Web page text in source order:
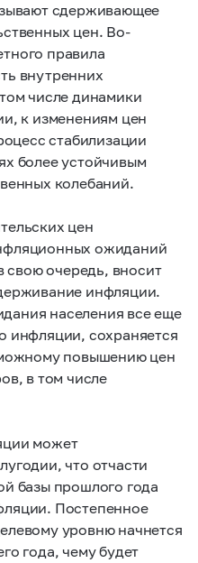
сдерживающее
цен. Во-
правила
внутренних
числе динамики
к изменениям цен
стабилизации
более устойчивым
колебаний.
цен
ожиданий
свою очередь, вносит
инфляции.
населения все еще
инфляции, сохраняется
повышению цен
в том числе
может
что отчасти
базы прошлого года
Постепенное
уровню начнется
года, чему будет